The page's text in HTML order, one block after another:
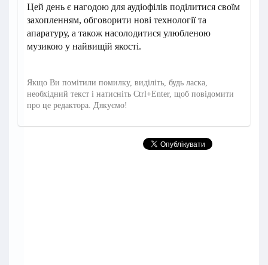
Цей день є нагодою для аудіофілів поділитися своїм
захопленням, обговорити нові технології та
апаратуру, а також насолодитися улюбленою
музикою у найвищій якості.
Якщо Ви помітили помилку, виділіть, будь ласка,
необхідний текст і натисніть Ctrl+Enter, щоб повідомити
про це редактора. Дякуємо!